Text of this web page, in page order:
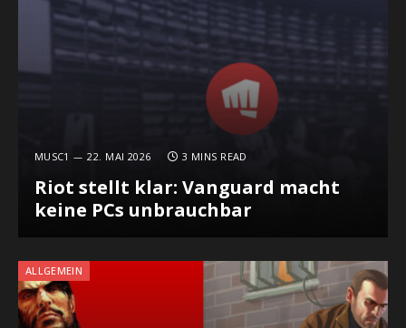
MUSC1 22. MAI 2026 3 MINS READ
Riot stellt klar: Vanguard macht
keine PCs unbrauchbar
ALLGEMEIN